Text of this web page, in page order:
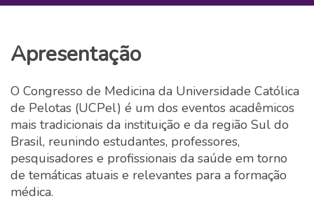
Apresentação
O Congresso de Medicina da Universidade Católica
de Pelotas (UCPel) é um dos eventos acadêmicos
mais tradicionais da instituição e da região Sul do
Brasil, reunindo estudantes, professores,
pesquisadores e profissionais da saúde em torno
de temáticas atuais e relevantes para a formação
médica.